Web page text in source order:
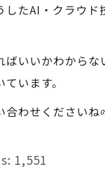
したAI・クラウド
ばいいかわから
います。
合わせくださいね
1,551